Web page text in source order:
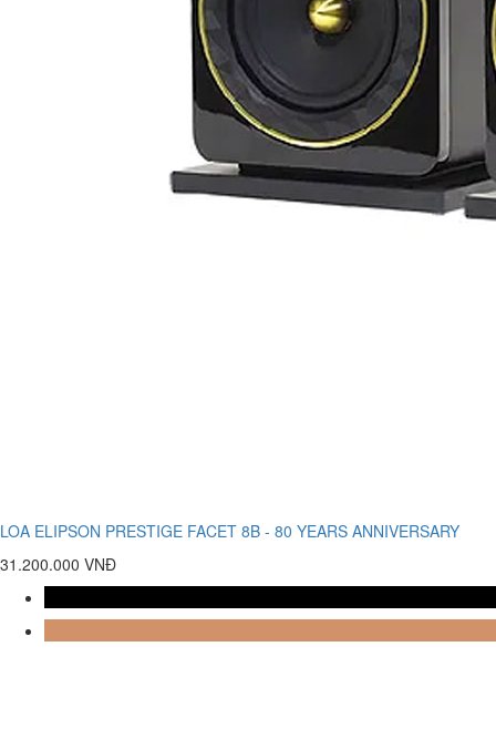
LOA ELIPSON PRESTIGE FACET 8B - 80 YEARS ANNIVERSARY
31.200.000 VNĐ